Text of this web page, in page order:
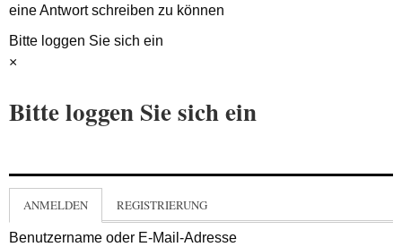
eine Antwort schreiben zu können
Bitte loggen Sie sich ein
×
Bitte loggen Sie sich ein
ANMELDEN REGISTRIERUNG
Benutzername oder E-Mail-Adresse